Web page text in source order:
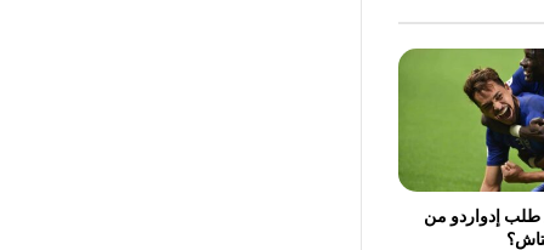
إدواردو من